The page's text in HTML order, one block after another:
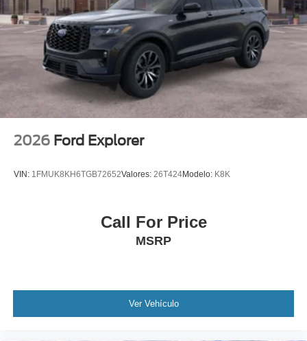
2026 Ford Explorer
VIN: 1FMUK8KH6TGB72652Valores: 26T424Modelo: K8K
Call For Price
MSRP
Ver Vehículo